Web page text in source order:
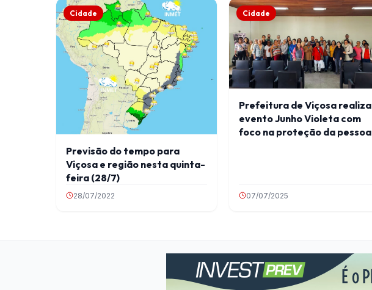
Cidade
Previsão do tempo para
Viçosa e região nesta quinta-
feira (28/7)
28/07/2022
Cidade
Prefeitura de Viçosa realiza
evento Junho Violeta com
foco na proteção da pessoa
07/07/2025